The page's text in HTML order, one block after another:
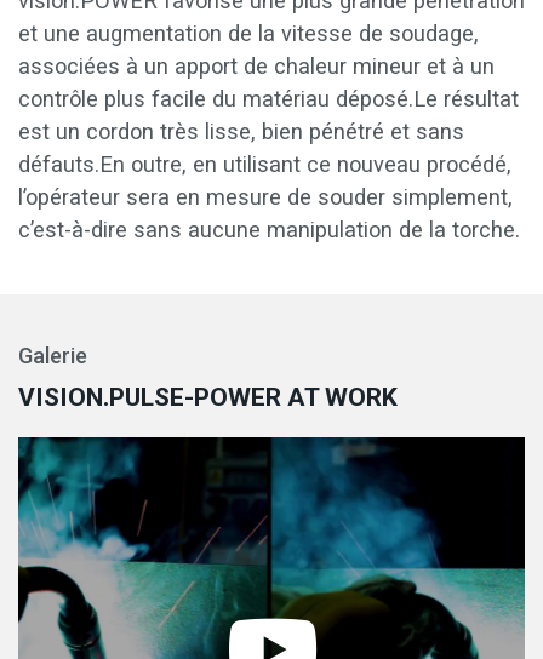
et une augmentation de la vitesse de soudage,
associées à un apport de chaleur mineur et à un
contrôle plus facile du matériau déposé.Le résultat
est un cordon très lisse, bien pénétré et sans
défauts.En outre, en utilisant ce nouveau procédé,
l’opérateur sera en mesure de souder simplement,
c’est-à-dire sans aucune manipulation de la torche.
Galerie
VISION.PULSE-POWER AT WORK